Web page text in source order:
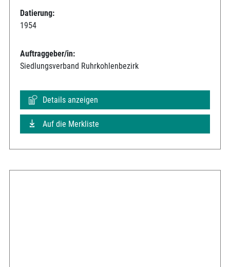
Datierung:
1954
Auftraggeber/in:
Siedlungsverband Ruhrkohlenbezirk
Details anzeigen
Auf die Merkliste